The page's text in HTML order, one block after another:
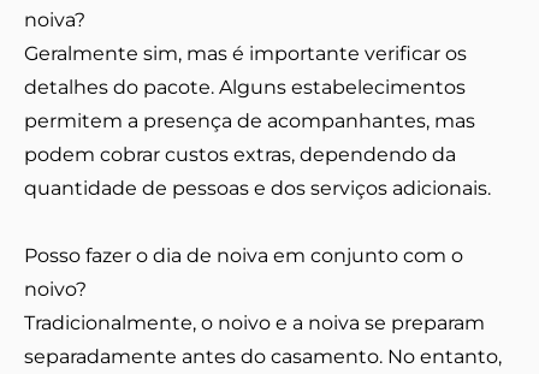
noiva?
Geralmente sim, mas é importante verificar os
detalhes do pacote. Alguns estabelecimentos
permitem a presença de acompanhantes, mas
podem cobrar custos extras, dependendo da
quantidade de pessoas e dos serviços adicionais.
Posso fazer o dia de noiva em conjunto com o
noivo?
Tradicionalmente, o noivo e a noiva se preparam
separadamente antes do casamento. No entanto,